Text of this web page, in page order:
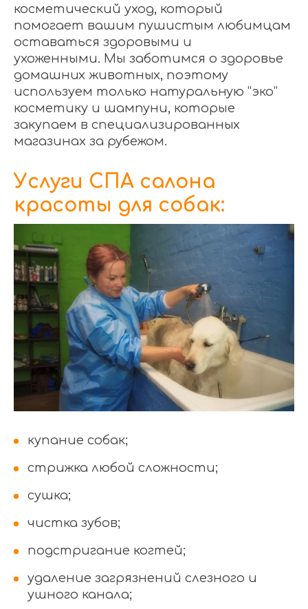
косметический уход, который
помогает вашим пушистым любимцам
оставаться здоровыми и
ухоженными. Мы заботимся о здоровье
домашних животных, поэтому
используем только натуральную “эко”
косметику и шампуни, которые
закупаем в специализированных
магазинах за рубежом.
Услуги СПА салона
красоты для собак:
купание собак;
стрижка любой сложности;
сушка;
чистка зубов;
подстригание когтей;
удаление загрязнений слезного и
ушного канала;